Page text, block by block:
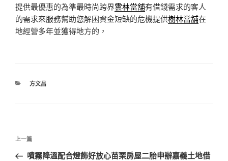
提供最優惠的為準最時尚跨界雲林當舖有借錢需求的客人
的需求來服務幫助您解困資金短缺的危機提供樹林當舖在
地經營多年並獲得地方的，
分
方文昌
文
上
一
上一篇
噴霧降溫配合燈飾好放心苗栗房屋二胎申辦嘉義土地借